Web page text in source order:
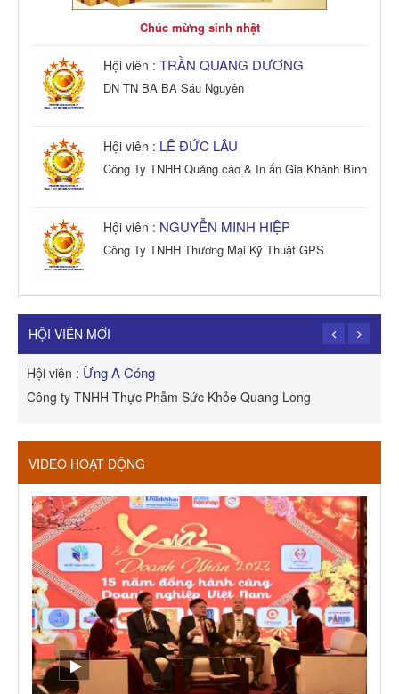
Chúc mừng sinh nhật
Hội viên : TRẦN QUANG DƯƠNG
DN TN BA BA Sáu Nguyên
Hội viên : LÊ ĐỨC LÂU
Công Ty TNHH Quảng cáo & In ấn Gia Khánh Bình
Hội viên : NGUYỄN MINH HIỆP
Công Ty TNHH Thương Mại Kỹ Thuật GPS
Công Ty TNHH Dịch vụ Cuộc Sống Hạnh Phúc
HỘI VIÊN MỚI
Hội viên : Ừng A Cóng
Công ty TNHH Thực Phẫm Sức Khỏe Quang Long
VIDEO HOẠT ĐỘNG